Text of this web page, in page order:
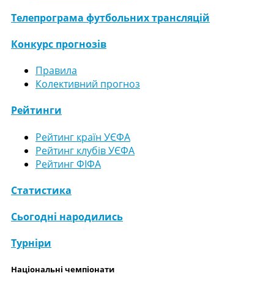
Телепрограма футбольних трансляцій
Конкурс прогнозів
Правила
Колективний прогноз
Рейтинги
Рейтинг країн УЄФА
Рейтинг клубів УЄФА
Рейтинг ФІФА
Статистика
Сьогодні народились
Турніри
Національні чемпіонати